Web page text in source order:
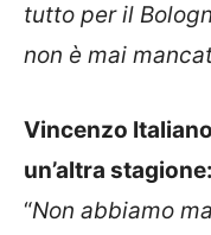
tutto per il
non è mai
Vincenzo
un’altra
“Non abbiamo